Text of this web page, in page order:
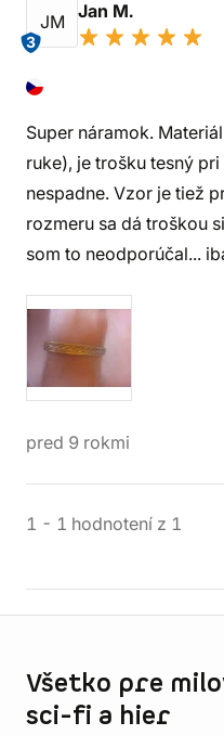
JM
3
Jan M.
Super náramok.
ruke), je trošku tesný
nespadne. Vzor je tiež
rozmeru sa dá troškou
som to neodporúčal...
pred 9 rokmi
1 - 1 hodnotení z 1
Všetko pre
sci-fi a hier